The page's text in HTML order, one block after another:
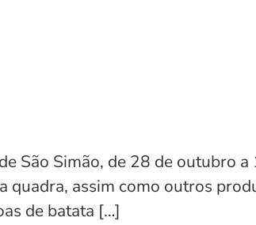
São Simão, de 28 de outubro
quadra, assim como outros
de batata […]